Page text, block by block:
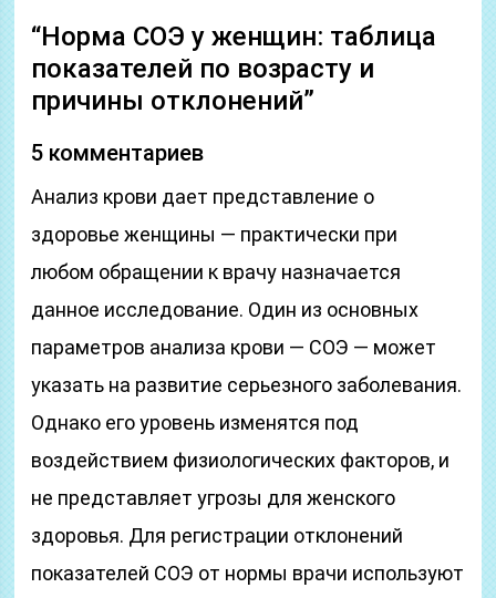
“Норма СОЭ у женщин: таблица
показателей по возрасту и
причины отклонений”
5 комментариев
Анализ крови дает представление о
здоровье женщины — практически при
любом обращении к врачу назначается
данное исследование. Один из основных
параметров анализа крови — СОЭ — может
указать на развитие серьезного заболевания.
Однако его уровень изменятся под
воздействием физиологических факторов, и
не представляет угрозы для женского
здоровья. Для регистрации отклонений
показателей СОЭ от нормы врачи используют